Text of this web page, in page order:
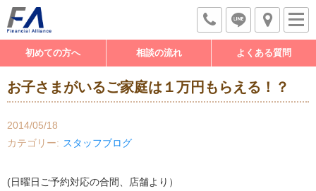
初めての方へ 相談の流れ よくある質問
お子さまがいるご家庭は１万円もらえる！？
2014/05/18
カテゴリー
スタッフブログ
(日曜日ご予約対応の合間、店舗より）